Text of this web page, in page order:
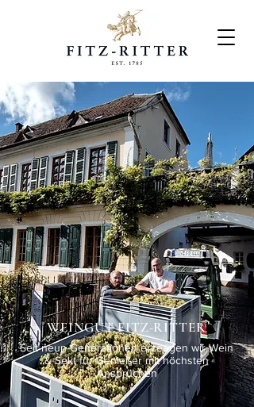
WEINGUT FITZ-RITTER
Seit neun Generationen erzeugen wir Wein
& Sekt für Genießer mit höchsten
Ansprüchen